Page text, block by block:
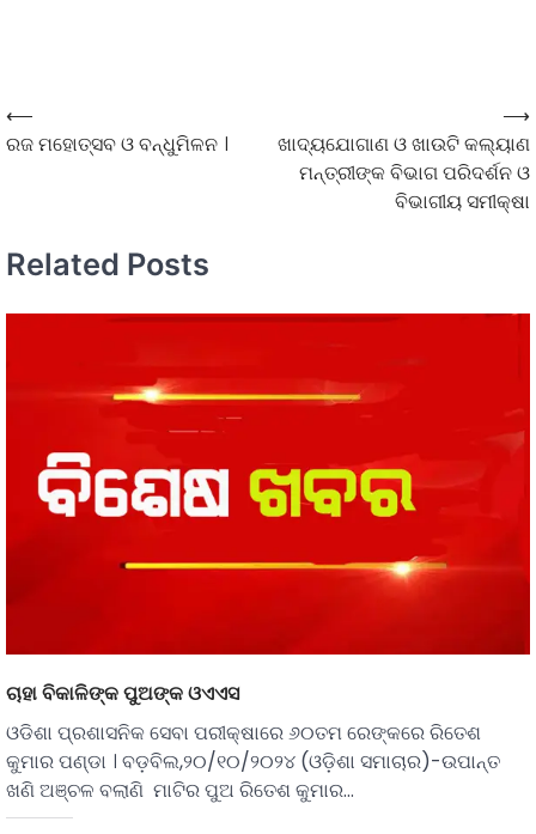
⟵
ରଜ ମହୋତ୍ସବ ଓ ବନ୍ଧୁମିଳନ ।
ଖାଦ୍ୟଯୋଗାଣ ଓ ଖାଉଟି କଲ୍ୟାଣ
ମନ୍ତ୍ରୀଙ୍କ ବିଭାଗ ପରିଦର୍ଶନ ଓ
ବିଭାଗୀୟ ସମୀକ୍ଷା
⟶
Related Posts
ଚାହା ବିକାଳିଙ୍କ ପୁଅଙ୍କ ଓଏଏସ
ଓଡିଶା ପ୍ରଶାସନିକ ସେବା ପରୀକ୍ଷାରେ ୬୦ତମ ରେଙ୍କରେ ରିତେଶ
କୁମାର ପଣ୍ଡା । ବଡ଼ବିଲ,୨୦/୧୦/୨୦୨୪ (ଓଡ଼ିଶା ସମାଚାର)-ଉପାନ୍ତ
ଖଣି ଅଞ୍ଚଳ ବଲାଣି ମାଟିର ପୁଅ ରିତେଶ କୁମାର…